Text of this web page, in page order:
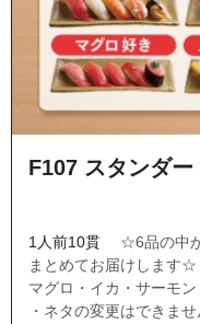
F107 スタンダー
1人前10貫
☆6品の中
まとめてお届けします☆
マグロ・イカ・サーモ
・ネタの変更はできませ